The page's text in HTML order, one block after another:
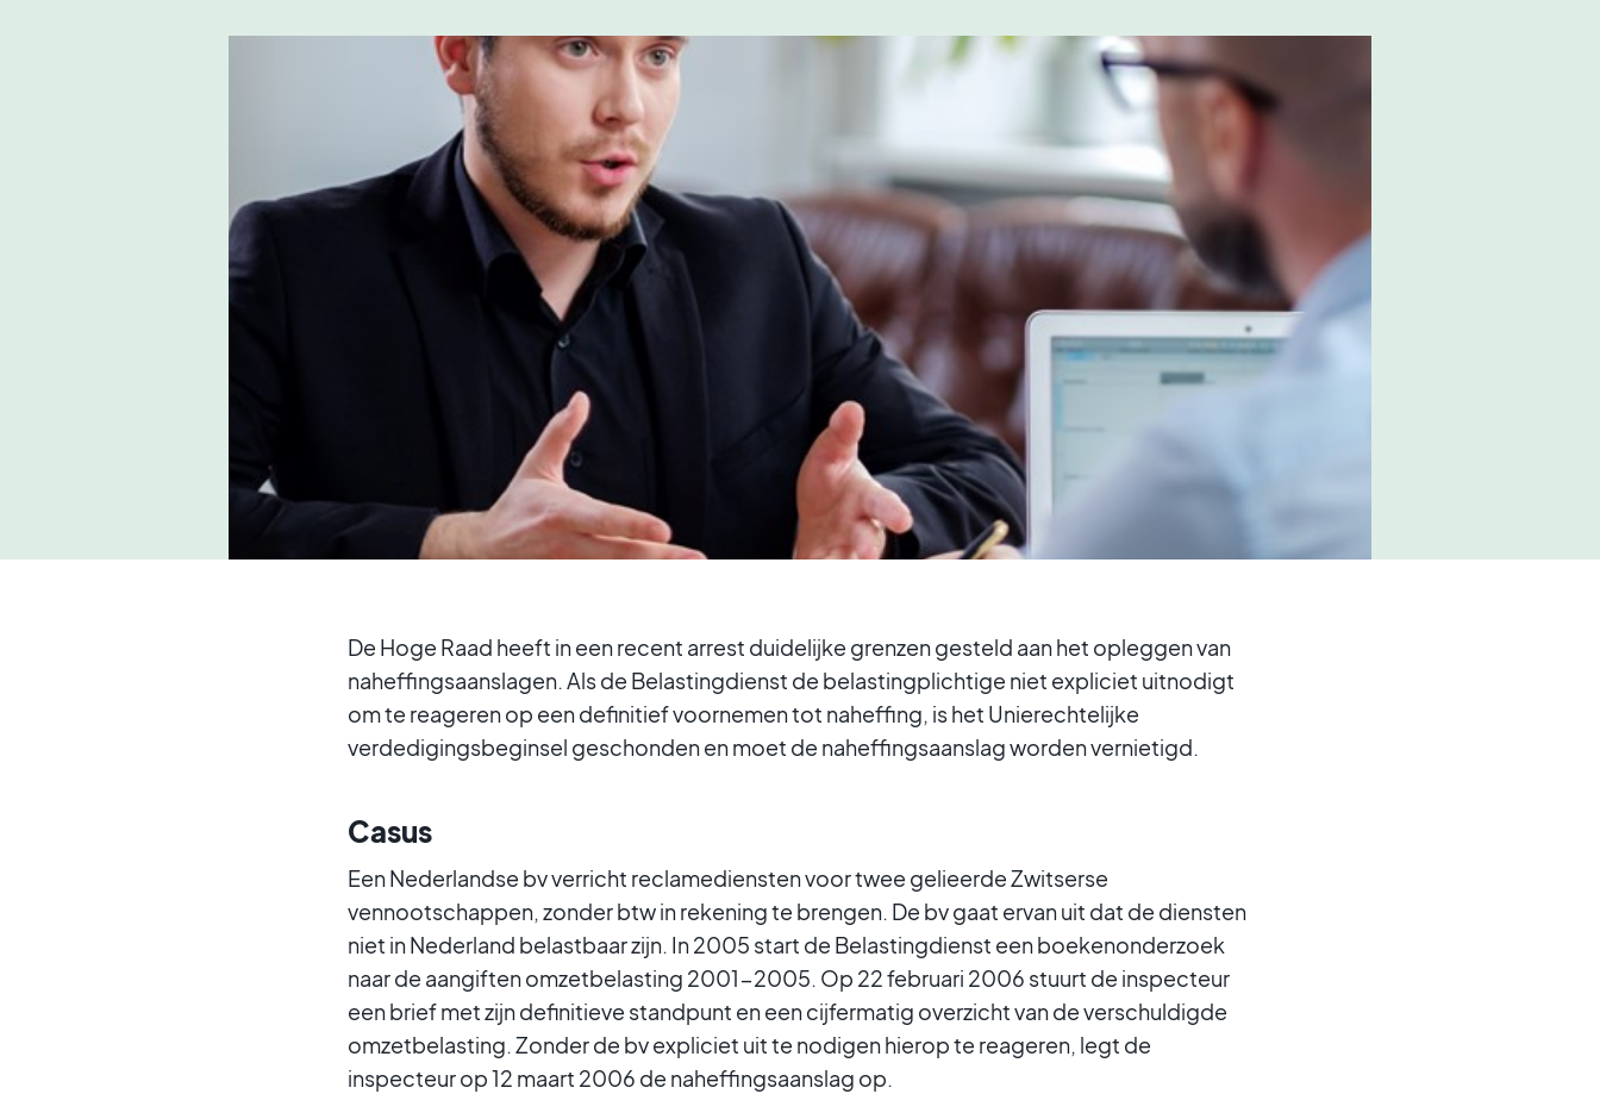
De Hoge Raad heeft in een recent arrest duidelijke grenzen gesteld aan het opleggen van
naheffingsaanslagen. Als de Belastingdienst de belastingplichtige niet expliciet uitnodigt
om te reageren op een definitief voornemen tot naheffing, is het Unierechtelijke
verdedigingsbeginsel geschonden en moet de naheffingsaanslag worden vernietigd.
Casus
Een Nederlandse bv verricht reclamediensten voor twee gelieerde Zwitserse
vennootschappen, zonder btw in rekening te brengen. De bv gaat ervan uit dat de diensten
niet in Nederland belastbaar zijn. In 2005 start de Belastingdienst een boekenonderzoek
naar de aangiften omzetbelasting 2001-2005. Op 22 februari 2006 stuurt de inspecteur
een brief met zijn definitieve standpunt en een cijfermatig overzicht van de verschuldigde
omzetbelasting. Zonder de bv expliciet uit te nodigen hierop te reageren, legt de
inspecteur op 12 maart 2006 de naheffingsaanslag op.